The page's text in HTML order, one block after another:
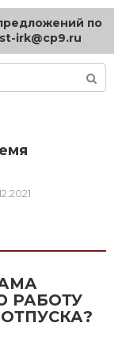
РАБОТУ
по
irk@cp9.ru